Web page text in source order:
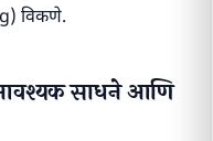
विकणे.
आवश्यक साधने आणि